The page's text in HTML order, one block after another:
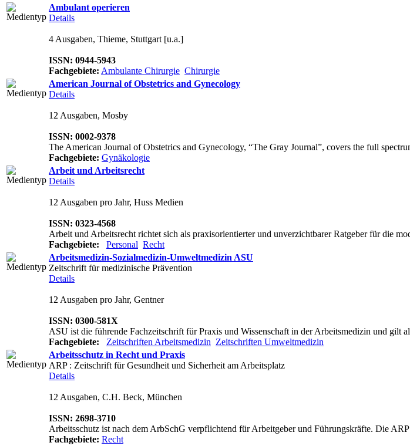
Ambulant operieren
Details
4 Ausgaben, Thieme, Stuttgart [u.a.]
ISSN: 0944-5943
Fachgebiete: Ambulante Chirurgie Chirurgie
American Journal of Obstetrics and Gynecology
Details
12 Ausgaben, Mosby
ISSN: 0002-9378
The American Journal of Obstetrics and Gynecology, “The Gray Journal”, covers the full
Fachgebiete: Gynäkologie
Arbeit und Arbeitsrecht
Details
12 Ausgaben pro Jahr, Huss Medien
ISSN: 0323-4568
Arbeit und Arbeitsrecht richtet sich als praxisorientierter und unverzichtbarer Ratgeber für die
Fachgebiete:
Personal Recht
Arbeitsmedizin-Sozialmedizin-Umweltmedizin ASU
Zeitschrift für medizinische Prävention
Details
12 Ausgaben pro Jahr, Gentner
ISSN: 0300-581X
ASU ist die führende Fachzeitschrift für Praxis und Wissenschaft in der Arbeitsmedizin und gilt
Fachgebiete:
Zeitschriften Arbeitsmedizin Zeitschriften Umweltmedizin
Arbeitsschutz in Recht und Praxis
ARP : Zeitschrift für Gesundheit und Sicherheit am Arbeitsplatz
Details
12 Ausgaben, C.H. Beck, München
ISSN: 2698-3710
Arbeitsschutz ist nach dem ArbSchG verpflichtend für Arbeitgeber und Führungskräfte. Die
Fachgebiete: Recht